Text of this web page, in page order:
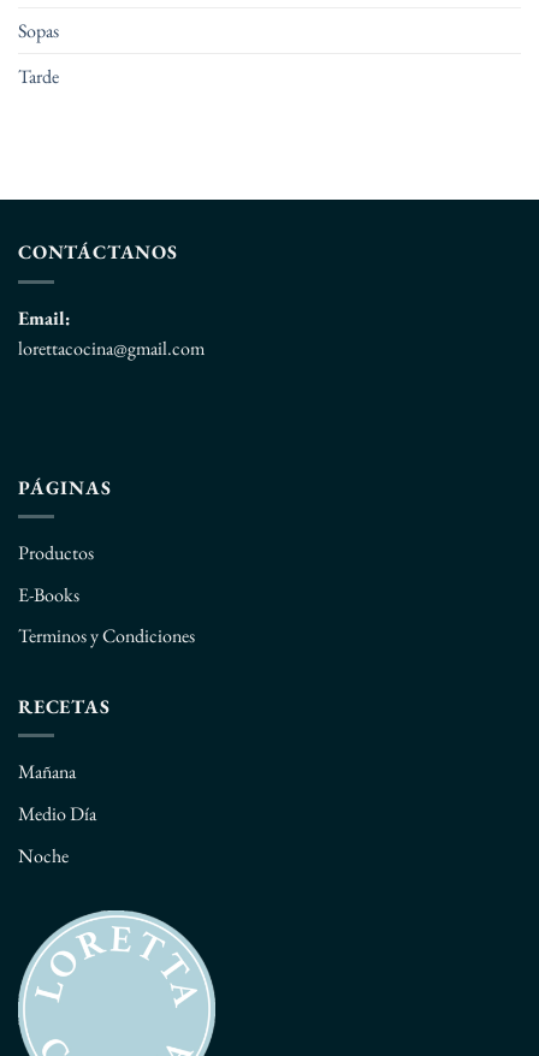
Sopas
Tarde
CONTÁCTANOS
Email:
lorettacocina@gmail.com
PÁGINAS
Productos
E-Books
Terminos y Condiciones
RECETAS
Mañana
Medio Día
Noche